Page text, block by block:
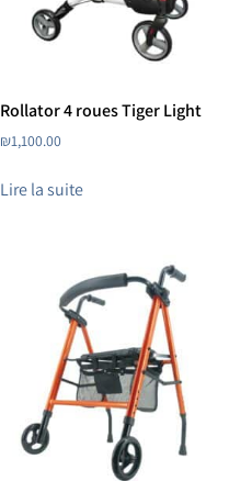
Rollator 4 roues Tiger Light
₪1,100.00
Lire la suite